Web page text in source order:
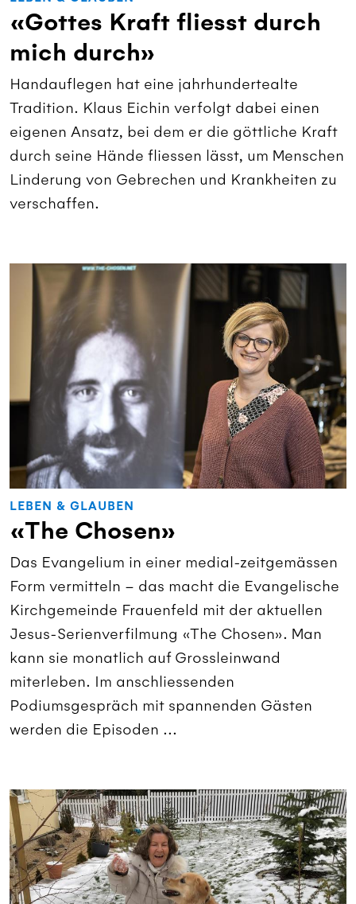
«Gottes Kraft fliesst durch
mich durch»
Handauflegen hat eine jahrhundertealte
Tradition. Klaus Eichin verfolgt dabei einen
eigenen Ansatz, bei dem er die göttliche Kraft
durch seine Hände fliessen lässt, um Menschen
Linderung von Gebrechen und Krankheiten zu
verschaffen.
LEBEN & GLAUBEN
«The Chosen»
Das Evangelium in einer medial-zeitgemässen
Form vermitteln – das macht die Evangelische
Kirchgemeinde Frauenfeld mit der aktuellen
Jesus-Serienverfilmung «The Chosen». Man
kann sie monatlich auf Grossleinwand
miterleben. Im anschliessenden
Podiumsgespräch mit spannenden Gästen
werden die Episoden ...